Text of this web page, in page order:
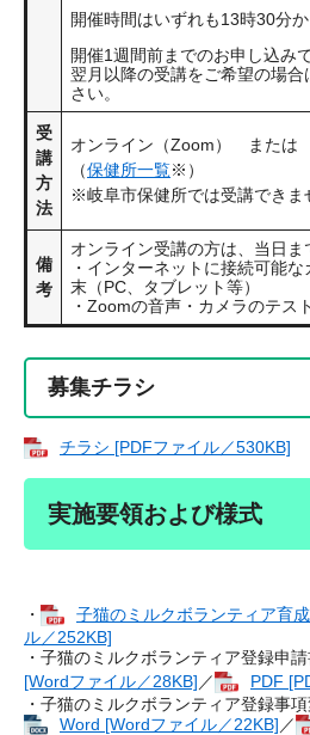
開催時間はいずれも13時30分
開催1週間前までのお申し込み
翌月以降の受講をご希望の場
さい。
受
講
方
法
オンライン（Zoom） または
（保健所一覧※）
※岐阜市保健所では受講できま
備
考
オンライン受講の方は、当日
・インターネットに接続可能
末（PC、タブレット等）
・Zoomの音声・カメラのテスト
募集チラシ
チラシ [PDFファイル／530KB]
実施要領および様式
・
子猫のミルクボランティア育
ル／252KB]
・子猫のミルクボランティア登録申
[Wordファイル／28KB] ／
PDF
・子猫のミルクボランティア登録事
Word [Wordファイル／22KB] ／